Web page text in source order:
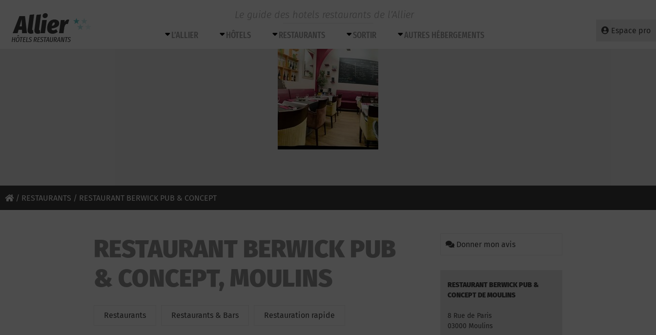
Le guide des hotels restaurants de l’Allier
Espace pro
L’ALLIER HÔTELS RESTAURANTS SORTIR AUTRES HÉBERGEMENTS
/ RESTAURANTS / RESTAURANT BERWICK PUB & CONCEPT
RESTAURANT BERWICK PUB
& CONCEPT, MOULINS
Restaurants Restaurants & Bars Restauration rapide
Donner mon avis
RESTAURANT BERWICK PUB &
CONCEPT DE MOULINS
8 Rue de Paris
03000 Moulins